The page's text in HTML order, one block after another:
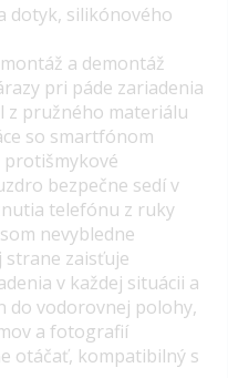
dotyk, silikónového
a demontáž
pri páde zariadenia
z pružného materiálu
so smartfónom
bezpečne sedí v
telefónu z ruky
nevybledne
strane zaisťuje
v každej situácii a
do vodorovnej polohy,
a fotografií
otáčať, kompatibilný s